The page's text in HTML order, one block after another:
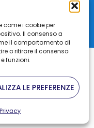
come i cookie per
Il consenso a
il comportamento di
o ritirare il consenso
funzioni.
LE PREFERENZE
by